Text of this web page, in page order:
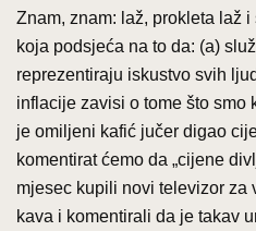
Znam, znam: laž, prokleta laž
koja podsjeća na to da: (a)
reprezentiraju iskustvo svih
inflacije zavisi o tome što smo
je omiljeni kafić jučer digao
komentirat ćemo da „cijene
mjesec kupili novi televizor za
kava i komentirali da je takav